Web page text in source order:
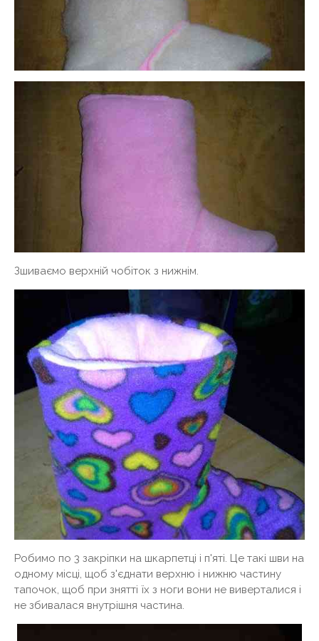
Зшиваємо верхній чобіток з нижнім.
Робимо по 3 закріпки на шкарпетці і п'яті. Це такі шви на
одному місці, щоб з'єднати верхню і нижню частину
тапочок, щоб при знятті їх з ноги вони не виверталися і
не збивалася внутрішня частина.